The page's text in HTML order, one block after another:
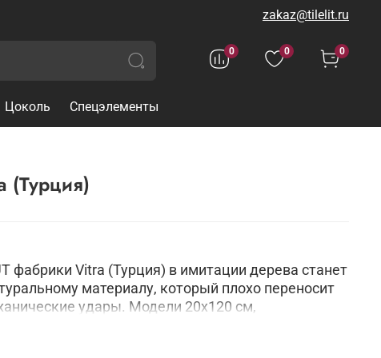
zakaz@tilelit.ru
0 0 0
Цоколь Спецэлементы
от Vitra (Турция)
фабрики Vitra (Турция) в имитации дерева станет
материалу, который плохо переносит
удары. Модели 20х120 см,
обеспечат прочную и безопасную